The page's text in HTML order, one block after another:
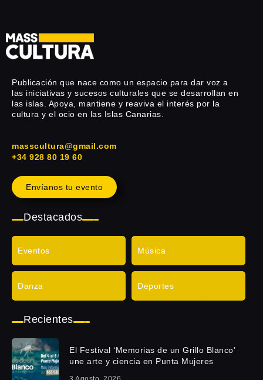
Publicación que nace como un espacio para dar voz a
las iniciativas y sucesos culturales que se desarrollan en
las islas. Apoya, mantiene y reaviva el interés por la
cultura y el ocio en las Islas Canarias.
masscultura@gmail.com
+34 928 80 19 60
Envíanos tu evento
Destacados
Eventos Música
Danza Deportes
Recientes
El Festival ‘Memorias de un Grillo Blanco’
une arte y ciencia en Punta Mujeres